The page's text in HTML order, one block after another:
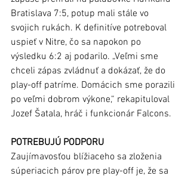
Bratislava 7:5, potup mali stále vo
svojich rukách. K definitíve potreboval
uspieť v Nitre, čo sa napokon po
výsledku 6:2 aj podarilo. „Veľmi sme
chceli zápas zvládnuť a dokázať, že do
play-off patríme. Domácich sme porazili
po veľmi dobrom výkone,“ rekapituloval
Jozef Šatala, hráč i funkcionár Falcons.
POTREBUJÚ PODPORU
Zaujímavosťou blížiaceho sa zloženia
súperiacich párov pre play-off je, že sa